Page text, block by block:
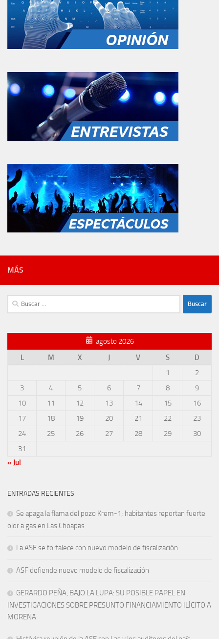
MÁS
Buscar:
agosto 2026
L
M X J V S
D
1
2
3
4 5 6 7 8
9
10
11 12 13 14 15
16
17
18 19 20 21 22
23
24
25 26 27 28 29
30
31
« Jul
ENTRADAS RECIENTES
Se apaga la flama del pozo Krem-1; habitantes reportan fuerte
olor a gas en Las Choapas
La ASF se fortalece con nuevo modelo de fiscalización
ASF defiende nuevo modelo de fiscalización
GERARDO PEÑA, BAJO LA LUPA: SU POSIBLE PAPEL EN
INVESTIGACIONES SOBRE PRESUNTO FINANCIAMIENTO ILÍCITO A
MORENA